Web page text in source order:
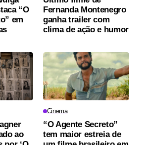
“O
em
Fernanda Montenegro
ganha trailer com
clima de ação e humor
ao
Cinema
“O Agente Secreto”
tem maior estreia de